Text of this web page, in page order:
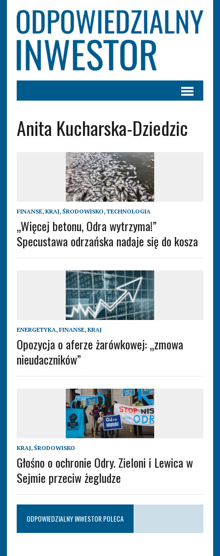
Anita Kucharska-Dziedzic
FINANSE, KRAJ, ŚRODOWISKO, TECHNOLOGIA
„Więcej betonu, Odra wytrzyma!”
Specustawa odrzańska nadaje się do kosza
ENERGETYKA, FINANSE, KRAJ
Opozycja o aferze żarówkowej: „zmowa
nieudaczników”
KRAJ, ŚRODOWISKO
Głośno o ochronie Odry. Zieloni i Lewica w
Sejmie przeciw żegludze
ODPOWIEDZIALNY INWESTOR POLECA